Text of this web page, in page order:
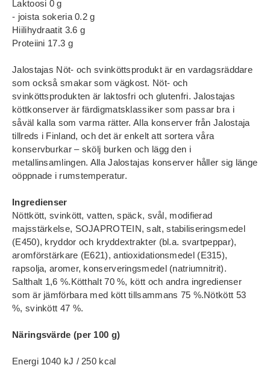
Laktoosi 0 g
- joista sokeria 0.2 g
Hiilihydraatit 3.6 g
Proteiini 17.3 g
Jalostajas Nöt- och svinköttsprodukt är en vardagsräddare
som också smakar som vägkost. Nöt- och
svinköttsprodukten är laktosfri och glutenfri. Jalostajas
köttkonserver är färdigmatsklassiker som passar bra i
såväl kalla som varma rätter. Alla konserver från Jalostaja
tillreds i Finland, och det är enkelt att sortera våra
konservburkar – skölj burken och lägg den i
metallinsamlingen. Alla Jalostajas konserver håller sig länge
oöppnade i rumstemperatur.
Ingredienser
Nöttkött, svinkött, vatten, späck, svål, modifierad
majsstärkelse, SOJAPROTEIN, salt, stabiliseringsmedel
(E450), kryddor och kryddextrakter (bl.a. svartpeppar),
aromförstärkare (E621), antioxidationsmedel (E315),
rapsolja, aromer, konserveringsmedel (natriumnitrit).
Salthalt 1,6 %.Kötthalt 70 %, kött och andra ingredienser
som är jämförbara med kött tillsammans 75 %.Nötkött 53
%, svinkött 47 %.
Näringsvärde (per 100 g)
Energi 1040 kJ / 250 kcal